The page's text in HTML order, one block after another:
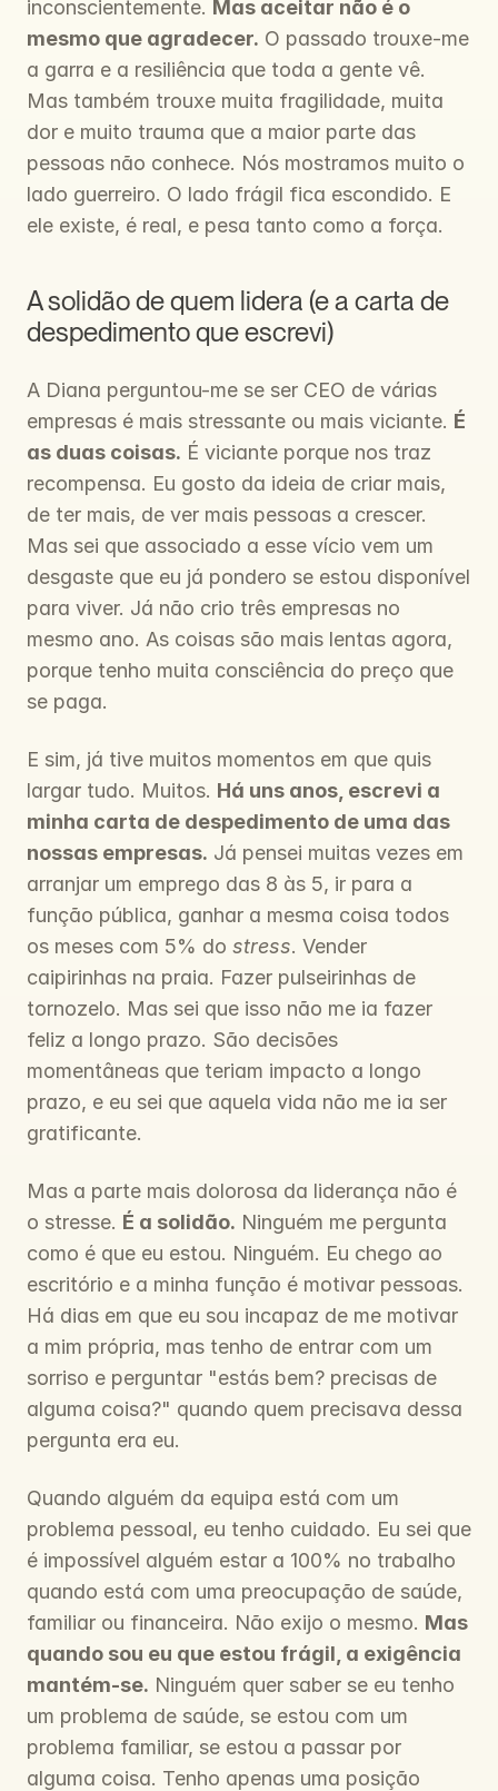
inconscientemente. Mas aceitar não é o
mesmo que agradecer. O passado trouxe-me
a garra e a resiliência que toda a gente vê.
Mas também trouxe muita fragilidade, muita
dor e muito trauma que a maior parte das
pessoas não conhece. Nós mostramos muito o
lado guerreiro. O lado frágil fica escondido. E
ele existe, é real, e pesa tanto como a força.
A solidão de quem lidera (e a carta de
despedimento que escrevi)
A Diana perguntou-me se ser CEO de várias
empresas é mais stressante ou mais viciante. É
as duas coisas. É viciante porque nos traz
recompensa. Eu gosto da ideia de criar mais,
de ter mais, de ver mais pessoas a crescer.
Mas sei que associado a esse vício vem um
desgaste que eu já pondero se estou disponível
para viver. Já não crio três empresas no
mesmo ano. As coisas são mais lentas agora,
porque tenho muita consciência do preço que
se paga.
E sim, já tive muitos momentos em que quis
largar tudo. Muitos. Há uns anos, escrevi a
minha carta de despedimento de uma das
nossas empresas. Já pensei muitas vezes em
arranjar um emprego das 8 às 5, ir para a
função pública, ganhar a mesma coisa todos
os meses com 5% do stress. Vender
caipirinhas na praia. Fazer pulseirinhas de
tornozelo. Mas sei que isso não me ia fazer
feliz a longo prazo. São decisões
momentâneas que teriam impacto a longo
prazo, e eu sei que aquela vida não me ia ser
gratificante.
Mas a parte mais dolorosa da liderança não é
o stresse. É a solidão. Ninguém me pergunta
como é que eu estou. Ninguém. Eu chego ao
escritório e a minha função é motivar pessoas.
Há dias em que eu sou incapaz de me motivar
a mim própria, mas tenho de entrar com um
sorriso e perguntar "estás bem? precisas de
alguma coisa?" quando quem precisava dessa
pergunta era eu.
Quando alguém da equipa está com um
problema pessoal, eu tenho cuidado. Eu sei que
é impossível alguém estar a 100% no trabalho
quando está com uma preocupação de saúde,
familiar ou financeira. Não exijo o mesmo. Mas
quando sou eu que estou frágil, a exigência
mantém-se. Ninguém quer saber se eu tenho
um problema de saúde, se estou com um
problema familiar, se estou a passar por
alguma coisa. Tenho apenas uma posição